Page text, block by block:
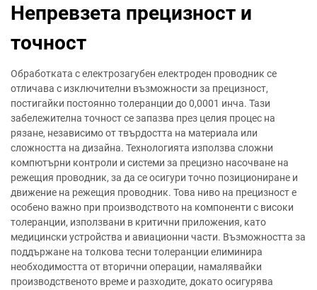
Непревзета прецизност и
точност
Обработката с електрозагубен електроден проводник се
отличава с изключителни възможности за прецизност,
постигайки постоянно толеранции до 0,0001 инча. Тази
забележителна точност се запазва през целия процес на
рязане, независимо от твърдостта на материала или
сложността на дизайна. Технологията използва сложни
компютърни контроли и системи за прецизно насочване на
режещия проводник, за да се осигури точно позициониране и
движение на режещия проводник. Това ниво на прецизност е
особено важно при производството на компоненти с високи
толеранции, използвани в критични приложения, като
медицински устройства и авиационни части. Възможността за
поддържане на толкова тесни толеранции елиминира
необходимостта от вторични операции, намалявайки
производственото време и разходите, докато осигурява